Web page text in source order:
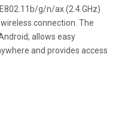
g/n/ax (2.4 GHz)
connection. The
allows easy
and provides access